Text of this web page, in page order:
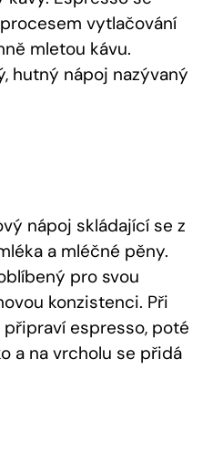
vytlačování
mletou kávu.
hutný nápoj nazývaný
nápoj skládající se z
a mléčné pěny.
pro svou
konzistenci. Při
espresso, poté
a na vrcholu se přidá